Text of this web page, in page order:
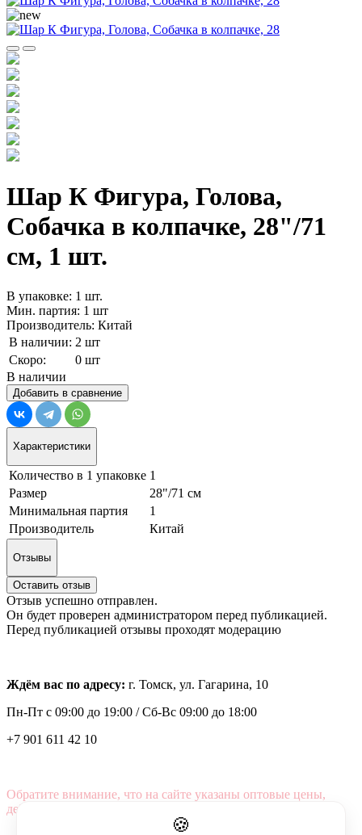
Шар К Фигура, Голова,
Собачка в колпачке, 28"/71
см, 1 шт.
В упаковке: 1 шт.
Мин. партия: 1 шт
Производитель: Китай
В наличии: 2 шт
Скоро:
0 шт
В наличии
Добавить в сравнение
Характеристики
Количество в 1 упаковке 1
Размер
28"/71 см
Минимальная партия
1
Производитель
Китай
Отзывы
Оставить отзыв
Отзыв успешно отправлен.
Он будет проверен администратором перед публикацией.
Перед публикацией отзывы проходят модерацию
Ждём вас по адресу: г. Томск, ул. Гагарина, 10
Пн-Пт с 09:00 до 19:00 /Сб-Вс 09:00 до 18:00
+7 901 611 42 10
Обратите внимание, что на сайте указаны оптовые цены,
действующие при первом заказе от 3000 рублей.
🍪